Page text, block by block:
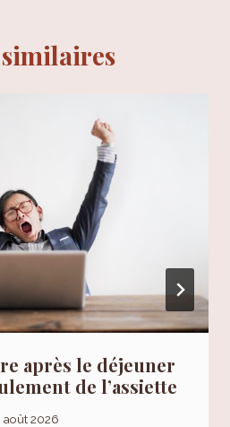
après le déjeuner
de l’assiette
août 2026